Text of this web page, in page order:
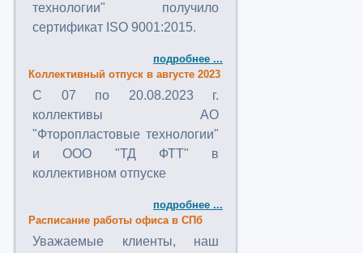
технологии" получило
сертификат ISO 9001:2015.
подробнее ...
Коллективный отпуск в августе 2023
C 07 по 20.08.2023 г.
коллективы АО
"Фторопластовые технологии"
и ООО "ТД ФТТ" в
коллективном отпуске
подробнее ...
Расписание работы офиса в СПб
Уважаемые клиенты, наш